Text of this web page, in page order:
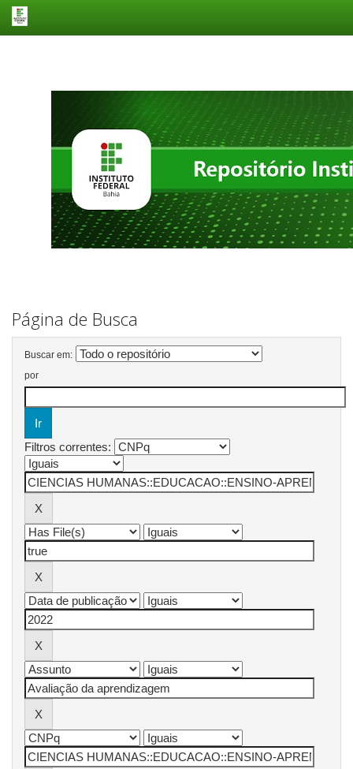
Página de Busca
Buscar em:
por
Filtros correntes: